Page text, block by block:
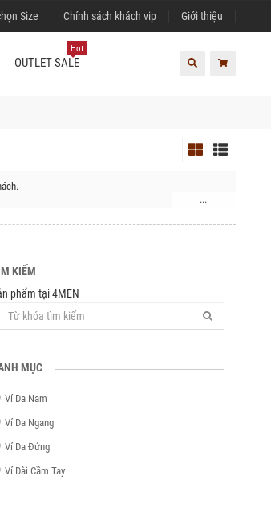
Size Chính sách khách vip Giới thiệu
OUTLET SALE
Hot
...
KIẾM
phẩm tại 4MEN
MỤC
Ví Da Nam
Ví Da Ngang
Ví Da Đứng
Ví Dài Cầm Tay